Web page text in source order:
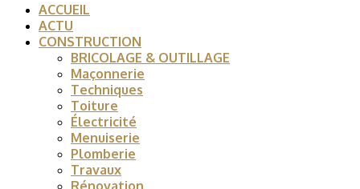
ACCUEIL
ACTU
CONSTRUCTION
BRICOLAGE & OUTILLAGE
Maçonnerie
Techniques
Toiture
Électricité
Menuiserie
Plomberie
Travaux
Rénovation